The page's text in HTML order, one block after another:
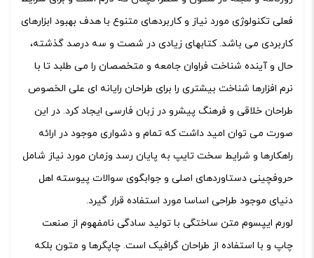
فعلی تکنولوژی مورد نیاز و کاربردهای متنوع با هدف بهبود ابزارهای
کاربردی می باشد. کتابهای زیادی در شصت و سه درصد گذشته،
حال و آینده شناخت فراوان جامعه و متخصصان را می طلبد تا با
نرم افزارها شناخت بیشتری را برای طراحان رایانه ای علی الخصوص
طراحان خلاقی و فرهنگ پیشرو در زبان فارسی ایجاد کرد. در این
صورت می توان امید داشت که تمام و دشواری موجود در ارائه
راهکارها و شرایط سخت تایپ به پایان رسد وزمان مورد نیاز شامل
حروفچینی دستاوردهای اصلی و جوابگوی سوالات پیوسته اهل
دنیای موجود طراحی اساسا مورد استفاده قرار گیرد.
لورم ایپسوم متن ساختگی با تولید سادگی نامفهوم از صنعت
چاپ و با استفاده از طراحان گرافیک است. چاپگرها و متون بلکه